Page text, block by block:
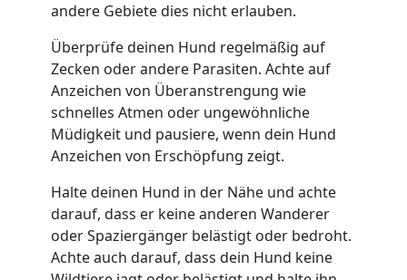
andere Gebiete dies nicht erlauben.
Überprüfe deinen Hund regelmäßig auf
Zecken oder andere Parasiten. Achte auf
Anzeichen von Überanstrengung wie
schnelles Atmen oder ungewöhnliche
Müdigkeit und pausiere, wenn dein Hund
Anzeichen von Erschöpfung zeigt.
Halte deinen Hund in der Nähe und achte
darauf, dass er keine anderen Wanderer
oder Spaziergänger belästigt oder bedroht.
Achte auch darauf, dass dein Hund keine